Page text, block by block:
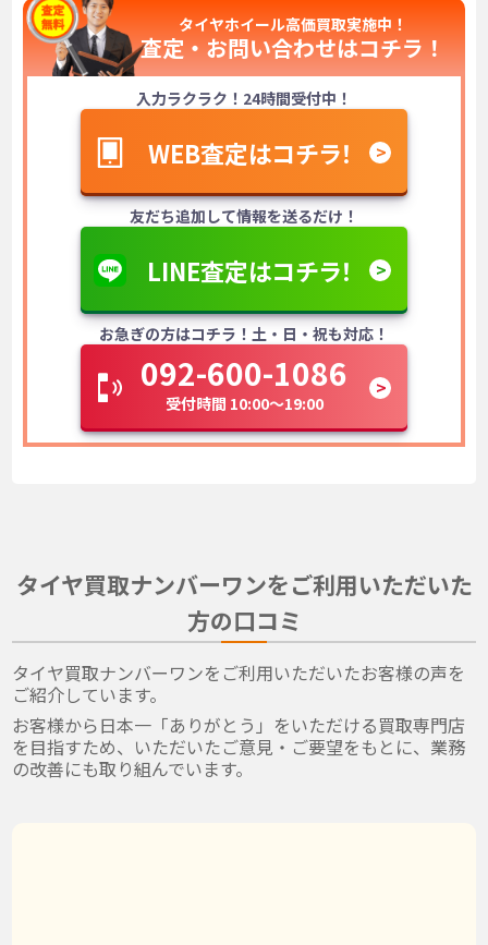
タイヤホイール高価買取実施中！
査定・お問い合わせはコチラ！
入力ラクラク！24時間受付中！
WEB査定はコチラ！
友だち追加して情報を送るだけ！
LINE査定はコチラ！
お急ぎの方はコチラ！土・日・祝も対応！
092-600-1086
受付時間 10:00～19:00
タイヤ買取ナンバーワンをご利用いただいた
方の口コミ
タイヤ買取ナンバーワンをご利用いただいたお客様の声を
ご紹介しています。
お客様から日本一「ありがとう」をいただける買取専門店
を目指すため、いただいたご意見・ご要望をもとに、業務
の改善にも取り組んでいます。